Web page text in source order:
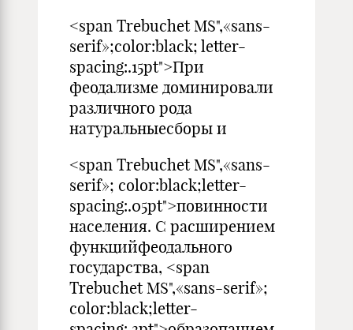
<span Trebuchet MS",«sans-
serif»;color:black; letter-
spacing:.15pt">При
феодализме доминировали
различного рода
натуральныесборы и
<span Trebuchet MS",«sans-
serif»; color:black;letter-
spacing:.05pt">повинности
населения. С расширением
функцийфеодального
государства, <span
Trebuchet MS",«sans-serif»;
color:black;letter-